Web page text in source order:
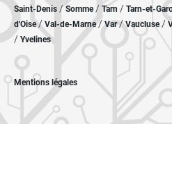
Saint-Denis /Somme/ Tarn / Tarn-et-
d'Oise/ Val-de-Marne/Var/Vaucluse/
/ Yvelines
Mentions légales